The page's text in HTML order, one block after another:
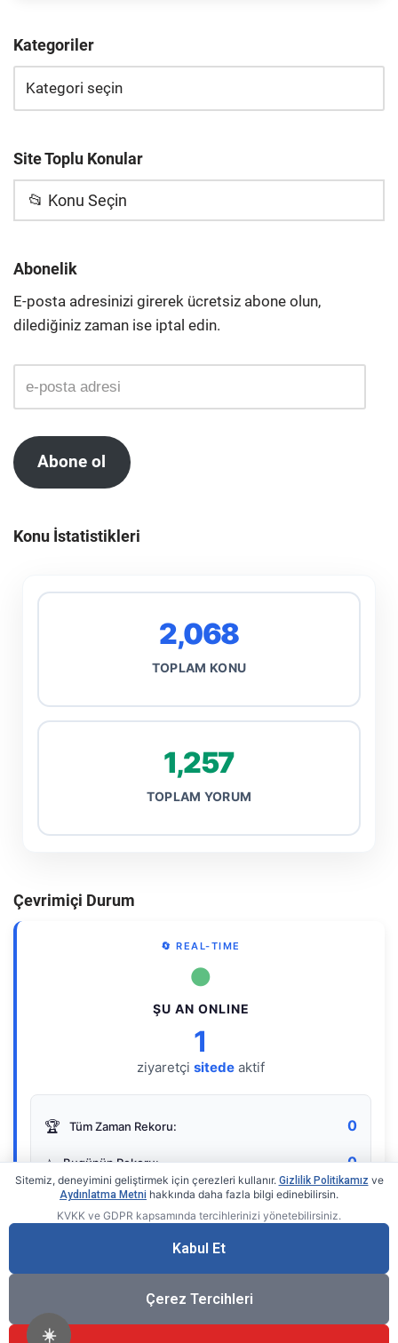
☀️
Kategoriler
Site Toplu Konular
📂 Konu Seçin
Abonelik
E-posta adresinizi girerek ücretsiz abone olun,
dilediğiniz zaman ise iptal edin.
Abone ol
Konu İstatistikleri
2,068
TOPLAM KONU
1,257
TOPLAM YORUM
Çevrimiçi Durum
🔄 REAL-TIME
●
ŞU AN ONLINE
1
ziyaretçi sitede aktif
🏆 Tüm Zaman Rekoru: 0
⭐ Bugünün Rekoru: 0
Gerçek zamanlı sayaç
Sitemiz, deneyimini geliştirmek için çerezleri kullanır. Gizlilik Politikamız ve
Aydınlatma Metni hakkında daha fazla bilgi edinebilirsin.
KVKK ve GDPR kapsamında tercihlerinizi yönetebilirsiniz.
Kabul Et
Çerez Tercihleri